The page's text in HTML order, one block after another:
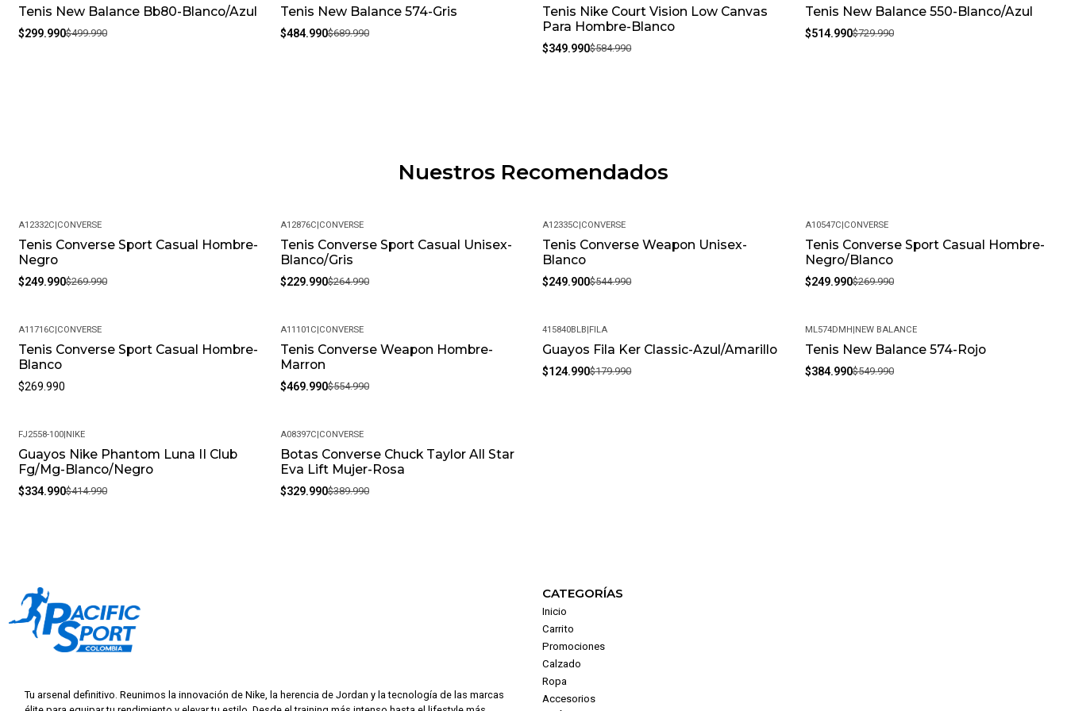
-40%
Tenis New Balance Bb80-Blanco/Azul
$299.990$499.990
-30%
Tenis New Balance 574-Gris
$484.990$689.990
-40%
Tenis Nike Court Vision Low Canvas
Para Hombre-Blanco
$349.990$584.990
-29%
Tenis New Balance 550-Blanco/Azul
$514.990$729.990
Nuestros Recomendados
-7%
A12332C|CONVERSE
Tenis Converse Sport Casual Hombre-
Negro
$249.990$269.990
-13%
A12876C|CONVERSE
Tenis Converse Sport Casual Unisex-
Blanco/Gris
$229.990$264.990
-54%
A12335C|CONVERSE
Tenis Converse Weapon Unisex-
Blanco
$249.900$544.990
-7%
A10547C|CONVERSE
Tenis Converse Sport Casual Hombre-
Negro/Blanco
$249.990$269.990
A11716C|CONVERSE
Tenis Converse Sport Casual Hombre-
Blanco
$269.990
-15%
A11101C|CONVERSE
Tenis Converse Weapon Hombre-
Marron
$469.990$554.990
-31%
415840BLB|FILA
Guayos Fila Ker Classic-Azul/Amarillo
$124.990$179.990
-30%
ML574DMH|NEW BALANCE
Tenis New Balance 574-Rojo
$384.990$549.990
-19%
FJ2558-100|NIKE
Guayos Nike Phantom Luna II Club
Fg/Mg-Blanco/Negro
$334.990$414.990
-15%
A08397C|CONVERSE
Botas Converse Chuck Taylor All Star
Eva Lift Mujer-Rosa
$329.990$389.990
Tu arsenal definitivo. Reunimos la innovación de Nike, la herencia de Jordan y la tecnología de las marcas
CATEGORÍAS
Inicio
Carrito
Promociones
Calzado
Ropa
Accesorios